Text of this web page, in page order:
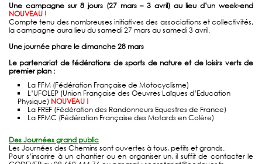
Une campagne sur 8 jours (27 mars – 3 avril) au lieu d’un week-end
NOUVEAU !
Compte tenu des nombreuses initiatives des associations et collectivités,
la campagne aura lieu du samedi 27 mars au samedi 3 avril.
Une journée phare le dimanche 28 mars
Le partenariat de fédérations de sports de nature et de loisirs verts de
premier plan :
La FFM (Fédération Française de Motocyclisme)
L’UFOLEP (Union Française des Oeuvres Laïques d’Education
Physique) NOUVEAU !
La FREF (Fédération des Randonneurs Equestres de France)
La FFMC (Fédération Française des Motards en Colère)
Des Journées grand public
Les Journées des Chemins sont ouvertes à tous, petits et grands.
Pour s’inscrire à un chantier ou en organiser un, il suffit de contacter le